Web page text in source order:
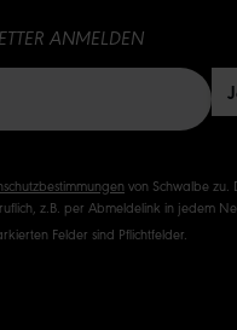
ANMELDEN
von Schwalbe zu.
z.B. per Abmeldelink in jedem
Felder sind Pflichtfelder.